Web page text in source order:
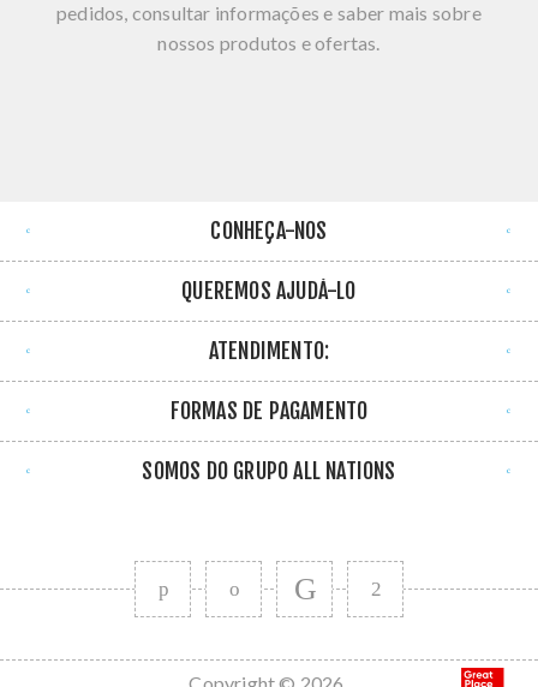
pedidos, consultar informações e saber mais sobre
nossos produtos e ofertas.
CONHEÇA-NOS
QUEREMOS AJUDÁ-LO
ATENDIMENTO:
FORMAS DE PAGAMENTO
SOMOS DO GRUPO ALL NATIONS